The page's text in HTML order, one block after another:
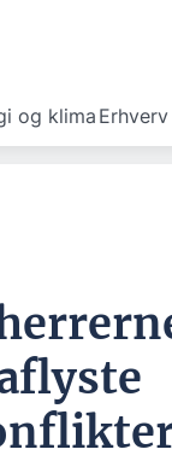
og klima